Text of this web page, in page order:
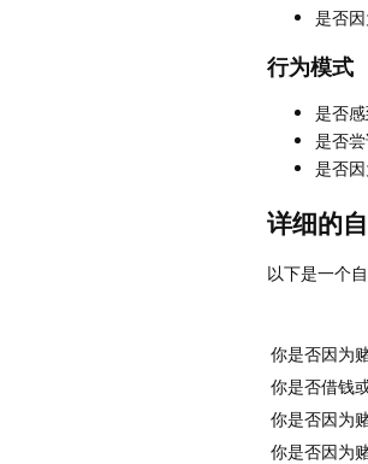
是否
行为模式
是否
是否
是否
详细的
以下是一个
你是否因为
你是否借钱
你是否因为
你是否因为